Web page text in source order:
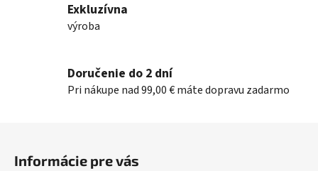
ý
p
Exkluzívna
výroba
Doručenie do 2 dní
Pri nákupe nad 99,00 € máte dopravu zadarmo
Informácie pre vás